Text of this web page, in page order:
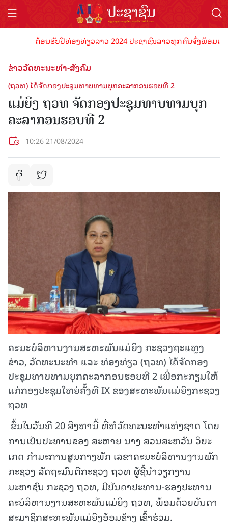
ຕ້ອນຮັບປີທ່ອງທ່ຽວລາວ 2024 ປະຊາຊົນລາວທຸກຄົນຈົ່ງພ້ອມເປັ
ຂ່າວວັດທະນະທຳ-ສັງຄົມ
(ຖວທ) ໄດ້ຈັດກອງປະຊຸມທາບທາມບຸກຄະລາກອນຮອບທີ 2
ແມ່ຍິງ ຖວທ ຈັດກອງປະຊຸມທາບທາມບຸກ
ຄະລາກອນຮອບທີ 2
10:26 21/08/2024
ຄະນະບໍລິຫານງານສະຫະພັນແມ່ຍິງ ກະຊວງຖະແຫຼງ
ຂ່າວ, ວັດທະນະທໍາ ແລະ ທ່ອງທ່ຽວ (ຖວທ) ໄດ້ຈັດກອງ
ປະຊຸມທາບທາມບຸກຄະລາກອນຮອບທີ 2 ເພື່ອກະກຽມໃຫ້
ແກ່ກອງປະຊຸມໃຫຍ່ຄັ້ງທີ IX ຂອງສະຫະພັນແມ່ຍິງກະຊວງ
ຖວທ
ຂຶ້ນໃນວັນທີ 20 ສິງຫານີ້ ທີ່ຫໍວັດທະນະທໍາແຫ່ງຊາດ ໂດຍ
ການເປັນປະທານຂອງ ສະຫາຍ ນາງ ສວນສະຫວັນ ວິຍະ
ເກດ ກໍາມະການສູນກາງພັກ ເລຂາຄະນະບໍລິຫານງານພັກ
ກະຊວງ ລັດຖະມົນຕີກະຊວງ ຖວທ ຜູ້ຊີ້ນໍາວຽກງານ
ມະຫາຊົນ ກະຊວງ ຖວທ, ມີບັນດາປະທານ-ຮອງປະທານ
ຄະບໍລິຫານງານສະຫະພັນແມ່ຍິງ ຖວທ, ພ້ອມດ້ວຍບັນດາ
ສະມາຊິກສະຫະພັນແມ່ຍິງອ້ອມຂ້າງ ເຂົ້າຮ່ວມ.